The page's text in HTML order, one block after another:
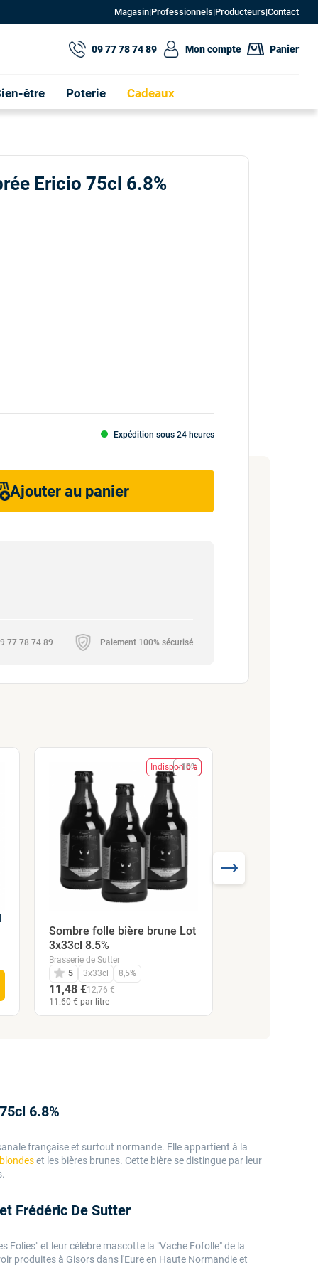
Magasin|Professionnels|Producteurs|Contact
être Poterie Cadeaux
09 77 78 74 89 Mon compte Panier
Ericio 75cl 6.8%
Expédition sous 24 heures
Ajouter au panier
77 78 74 89 Paiement 100% sécurisé
-10%
Indisponible
Sombre folle bière brune Lot
3x33cl 8.5%
Brasserie de Sutter
5
3x33cl 8,5%
11,48 €12,76 €
11.60 € par litre
6.8%
française et surtout normande. Elle appartient à la
et les bières brunes. Cette bière se distingue par leur
Frédéric De Sutter
Folies" et leur célèbre mascotte la "Vache Fofolle" de la
produites à Gisors dans l'Eure en Haute Normandie et